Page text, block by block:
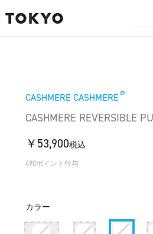
CASHMERE CASHMERE
CASHMERE REVERSIBLE
￥53,900税込
490ポイント付与
カラー